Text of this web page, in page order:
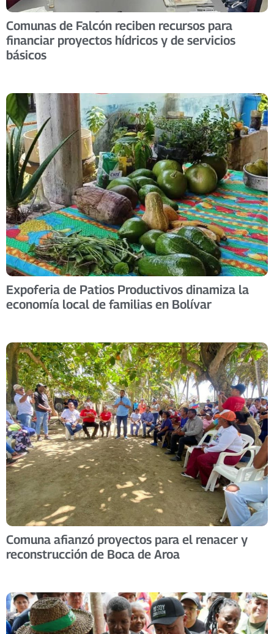
Comunas de Falcón reciben recursos para
financiar proyectos hídricos y de servicios
básicos
Expoferia de Patios Productivos dinamiza la
economía local de familias en Bolívar
Comuna afianzó proyectos para el renacer y
reconstrucción de Boca de Aroa